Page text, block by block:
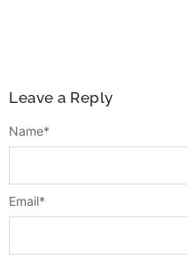
Leave a Reply
Name*
Email*